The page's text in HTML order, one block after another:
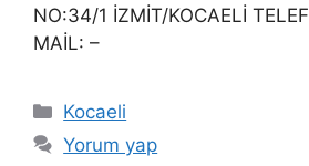
NO:34/1 İZMİT/KOCAELİ
MAİL: –
Kategoriler
Kocaeli
Yorum yap